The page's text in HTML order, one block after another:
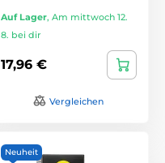
Auf Lager, Am mittwoch 12.
8. bei dir
17,96 €
Vergleichen
Neuheit